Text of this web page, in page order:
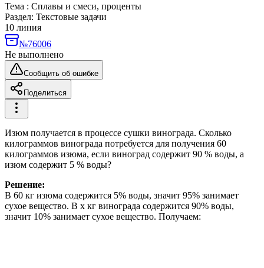
Тема : Сплавы и смеси, проценты
Раздел: Текстовые задачи
10 линия
№76006
Не выполнено
Сообщить об ошибке
Поделиться
Изюм получается в процессе сушки винограда. Сколько
килограммов винограда потребуется для получения 60
килограммов изюма, если виноград содержит 90 % воды, а
изюм содержит 5 % воды?
Решение:
В 60 кг изюма содержится 5% воды, значит 95% занимает
сухое вещество. В x кг винограда содержится 90% воды,
значит 10% занимает сухое вещество. Получаем: